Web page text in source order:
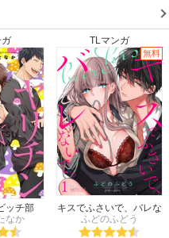
2009年夏
2009年秋
2008年夏
2008年秋
2007年夏
2007年秋
2006年夏
2006年秋
2005年夏
2005年秋
2004年夏
2004年秋
2003年夏
2003年秋
2002年夏
2002年秋
2001年夏
2001年秋
1998年
1997年
1994年
1993年
ガ TLマンガ
無料
ッチ部
なか
キスでふさいで、バレな
いで。
ふどのふどう